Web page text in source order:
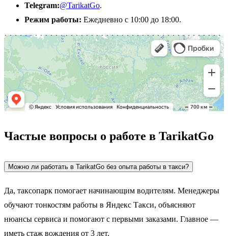
Telegram:@TarikatGo.
Режим работы: Ежедневно с 10:00 до 18:00.
Частые вопросы о работе в TarikatGo
Можно ли работать в TarikatGo без опыта работы в такси?
Да, таксопарк помогает начинающим водителям. Менеджеры
обучают тонкостям работы в Яндекс Такси, объясняют
нюансы сервиса и помогают с первыми заказами. Главное —
иметь стаж вождения от 3 лет.